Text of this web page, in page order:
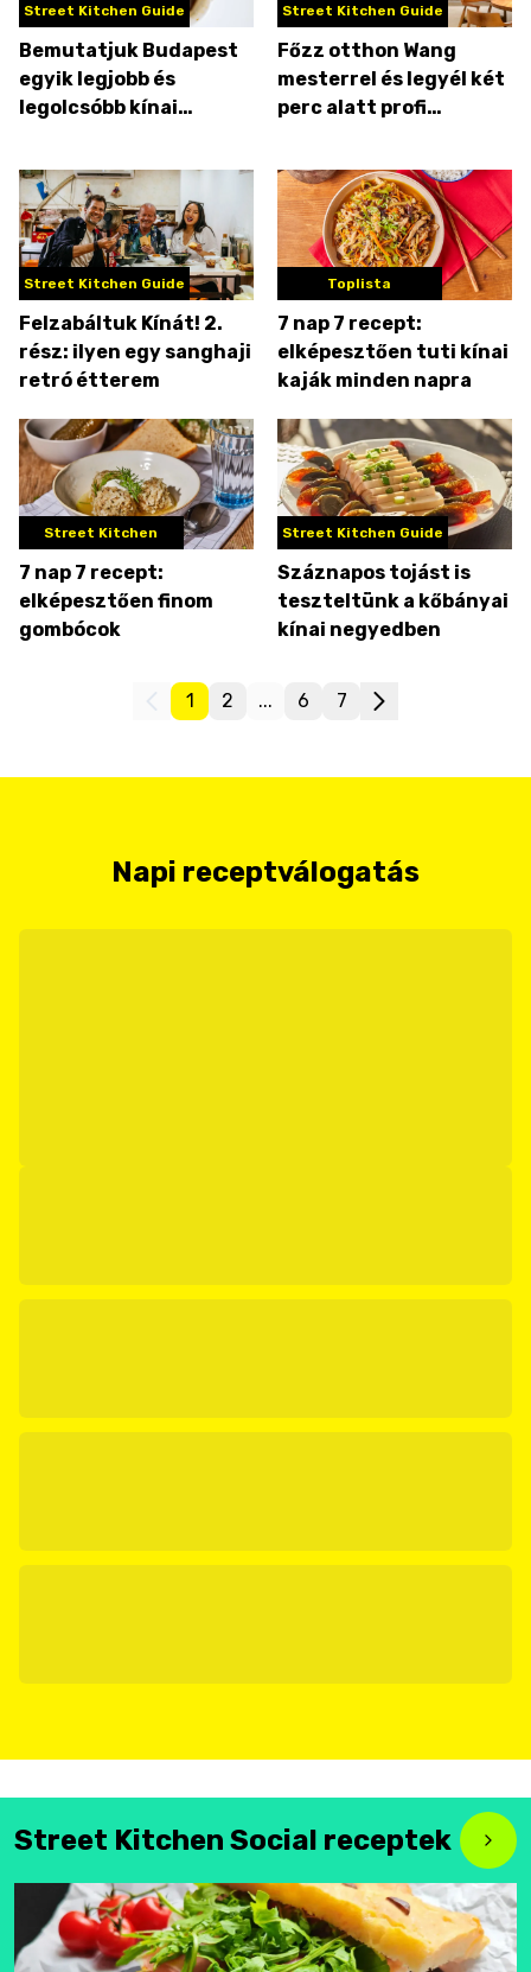
Street Kitchen Guide
Bemutatjuk Budapest
egyik legjobb és
legolcsóbb kínai
Street Kitchen Guide
Főzz otthon Wang
mesterrel és legyél két
perc alatt profi
Street Kitchen Guide
Felzabáltuk Kínát! 2.
rész: ilyen egy sanghaji
retró étterem
Toplista
7 nap 7 recept:
elképesztően tuti kínai
kaják minden napra
Street Kitchen
7 nap 7 recept:
elképesztően finom
gombócok
Street Kitchen Guide
Száznapos tojást is
teszteltünk a kőbányai
kínai negyedben
1 2 ... 6 7
Napi receptválogatás
Street Kitchen Social receptek